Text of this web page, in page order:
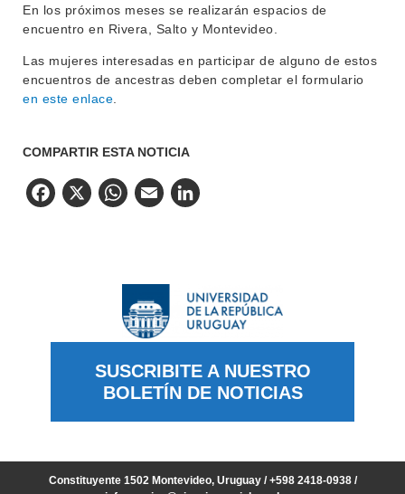
En los próximos meses se realizarán espacios de
encuentro en Rivera, Salto y Montevideo.
Las mujeres interesadas en participar de alguno de estos
encuentros de ancestras deben completar el formulario
en este enlace
COMPARTIR ESTA NOTICIA
Facebook
X WhatsApp
Email
SUSCRIBITE A NUESTRO
BOLETÍN DE NOTICIAS
Constituyente 1502 Montevideo, Uruguay / +598 2418-0938 /